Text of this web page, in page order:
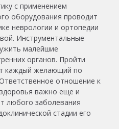
с применением
оборудования проводит
неврологии и ортопедии
Инструментальные
малейшие
органов. Пройти
каждый желающий по
отношение к
важно еще и
любого заболевания
стадии его